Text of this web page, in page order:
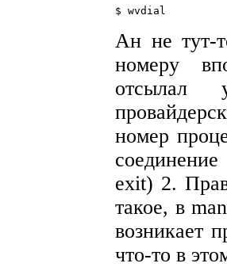
Ан не тут-
номеру
отсылал
номер
exit) 2.
такое, в
возникает
что-то в